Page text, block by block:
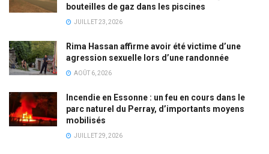
bouteilles de gaz dans les piscines
JUILLET 23, 2026
Rima Hassan affirme avoir été victime d’une
agression sexuelle lors d’une randonnée
AOÛT 6, 2026
Incendie en Essonne : un feu en cours dans le
parc naturel du Perray, d’importants moyens
mobilisés
JUILLET 29, 2026